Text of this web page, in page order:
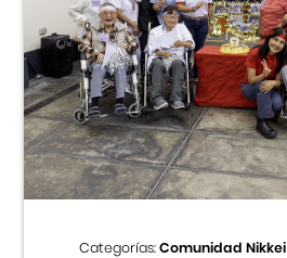
Categorías:Comunidad Nikkei